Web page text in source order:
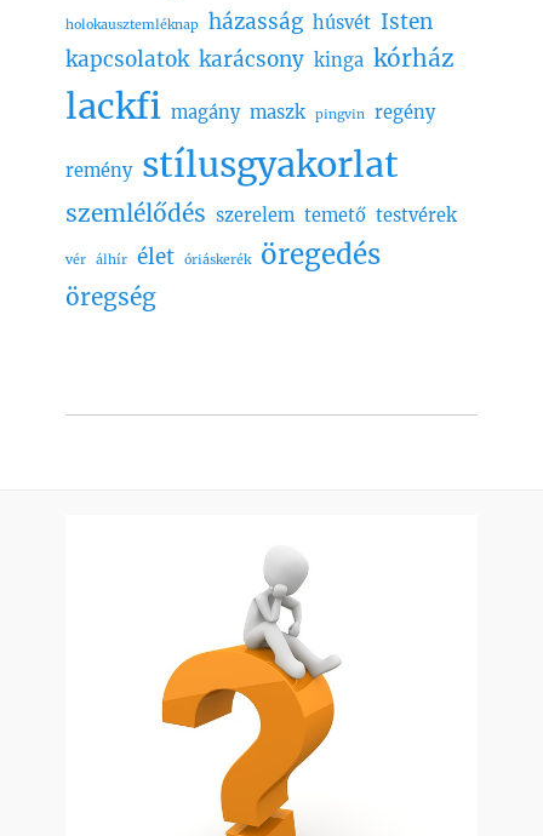
holokausztemléknap házasság húsvét Isten
kapcsolatok karácsony kinga kórház
lackfi magány maszk pingvin regény
remény stílusgyakorlat
szemlélődés szerelem temető testvérek
vér álhír élet óriáskerék öregedés
öregség